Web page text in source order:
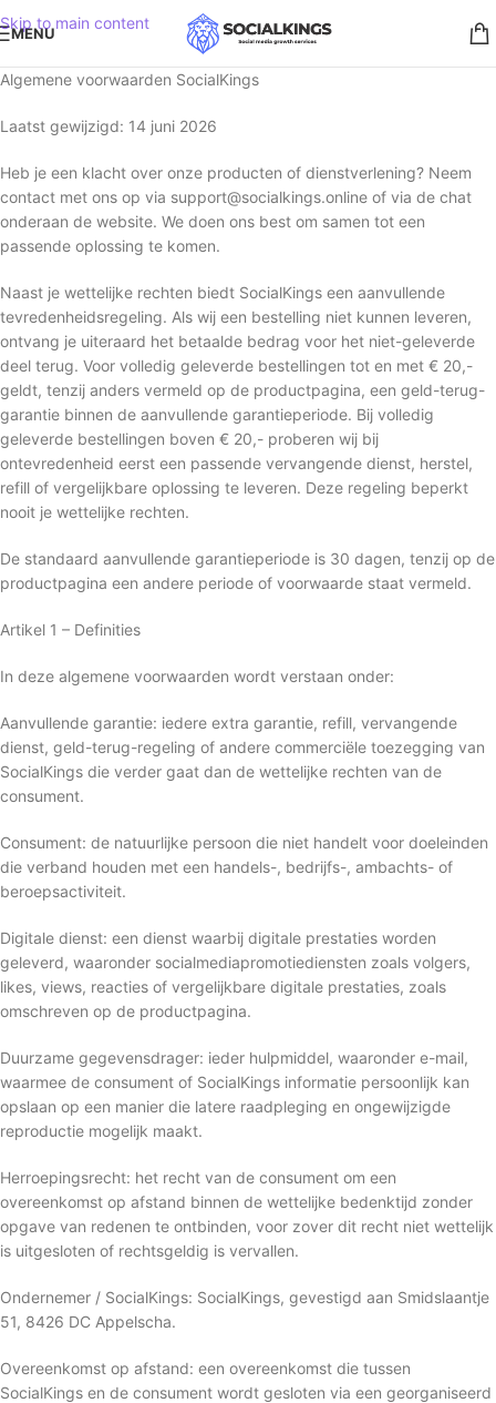
Skip to main content
MENU
Algemene voorwaarden SocialKings
Laatst gewijzigd: 14 juni 2026
Heb je een klacht over onze producten of dienstverlening? Neem
contact met ons op via support@socialkings.online of via de chat
onderaan de website. We doen ons best om samen tot een
passende oplossing te komen.
Naast je wettelijke rechten biedt SocialKings een aanvullende
tevredenheidsregeling. Als wij een bestelling niet kunnen leveren,
ontvang je uiteraard het betaalde bedrag voor het niet-geleverde
deel terug. Voor volledig geleverde bestellingen tot en met € 20,-
geldt, tenzij anders vermeld op de productpagina, een geld-terug-
garantie binnen de aanvullende garantieperiode. Bij volledig
geleverde bestellingen boven € 20,- proberen wij bij
ontevredenheid eerst een passende vervangende dienst, herstel,
refill of vergelijkbare oplossing te leveren. Deze regeling beperkt
nooit je wettelijke rechten.
De standaard aanvullende garantieperiode is 30 dagen, tenzij op de
productpagina een andere periode of voorwaarde staat vermeld.
Artikel 1 – Definities
In deze algemene voorwaarden wordt verstaan onder:
Aanvullende garantie: iedere extra garantie, refill, vervangende
dienst, geld-terug-regeling of andere commerciële toezegging van
SocialKings die verder gaat dan de wettelijke rechten van de
consument.
Consument: de natuurlijke persoon die niet handelt voor doeleinden
die verband houden met een handels-, bedrijfs-, ambachts- of
beroepsactiviteit.
Digitale dienst: een dienst waarbij digitale prestaties worden
geleverd, waaronder socialmediapromotiediensten zoals volgers,
likes, views, reacties of vergelijkbare digitale prestaties, zoals
omschreven op de productpagina.
Duurzame gegevensdrager: ieder hulpmiddel, waaronder e-mail,
waarmee de consument of SocialKings informatie persoonlijk kan
opslaan op een manier die latere raadpleging en ongewijzigde
reproductie mogelijk maakt.
Herroepingsrecht: het recht van de consument om een
overeenkomst op afstand binnen de wettelijke bedenktijd zonder
opgave van redenen te ontbinden, voor zover dit recht niet wettelijk
is uitgesloten of rechtsgeldig is vervallen.
Ondernemer / SocialKings: SocialKings, gevestigd aan Smidslaantje
51, 8426 DC Appelscha.
Overeenkomst op afstand: een overeenkomst die tussen
SocialKings en de consument wordt gesloten via een georganiseerd